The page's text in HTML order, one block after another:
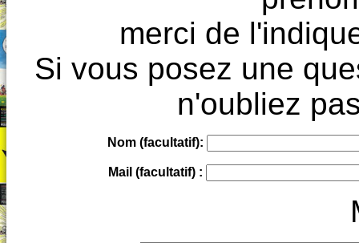
merci de
Si vous posez une
n'oubliez
Nom (facultatif):
Mail (facultatif) :